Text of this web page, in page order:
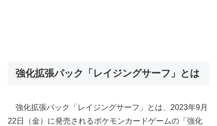
強化拡張パック「レイジングサーフ」とは
強化拡張パック「レイジングサーフ」とは、2023年9月
22日（金）に発売されるポケモンカードゲームの「強化